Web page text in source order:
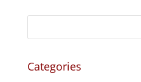
Categories